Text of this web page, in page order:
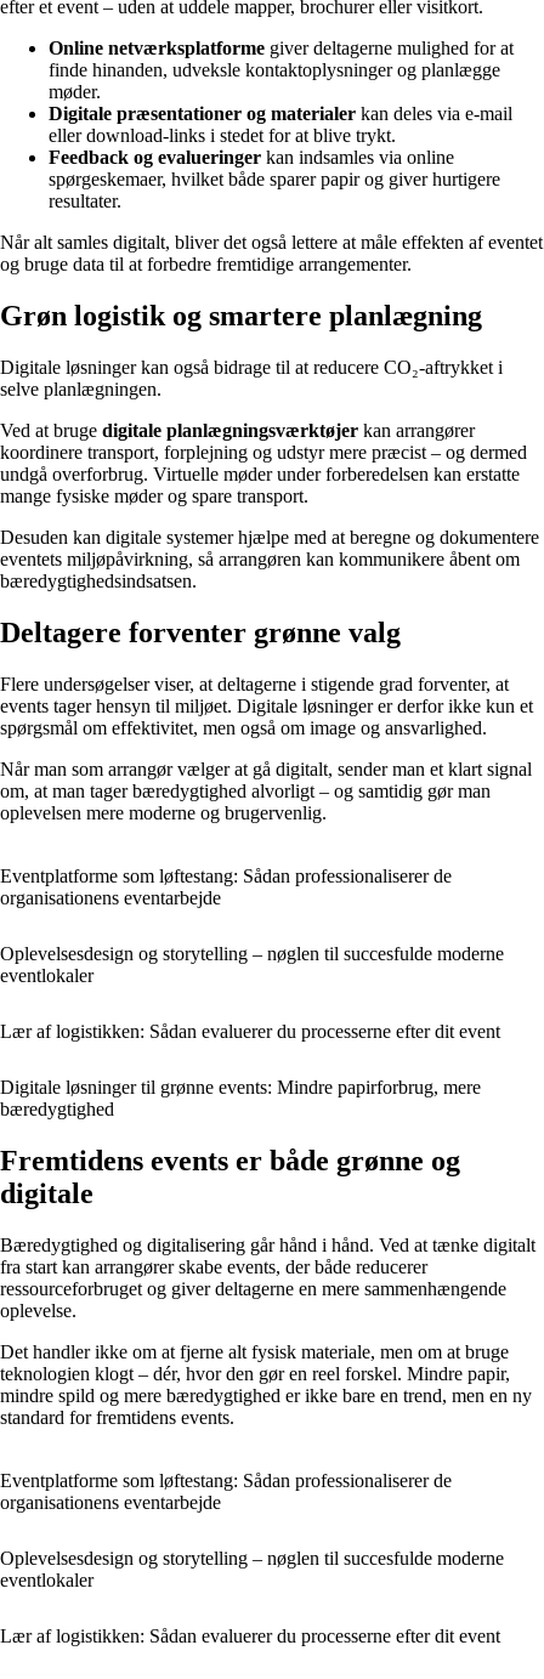
efter et event – uden at uddele mapper, brochurer eller visitkort.
Online netværksplatforme giver deltagerne mulighed for at
finde hinanden, udveksle kontaktoplysninger og planlægge
møder.
Digitale præsentationer og materialer kan deles via e-mail
eller download-links i stedet for at blive trykt.
Feedback og evalueringer kan indsamles via online
spørgeskemaer, hvilket både sparer papir og giver hurtigere
resultater.
Når alt samles digitalt, bliver det også lettere at måle effekten af eventet
og bruge data til at forbedre fremtidige arrangementer.
Grøn logistik og smartere planlægning
Digitale løsninger kan også bidrage til at reducere CO₂-aftrykket i
selve planlægningen.
Ved at bruge digitale planlægningsværktøjer kan arrangører
koordinere transport, forplejning og udstyr mere præcist – og dermed
undgå overforbrug. Virtuelle møder under forberedelsen kan erstatte
mange fysiske møder og spare transport.
Desuden kan digitale systemer hjælpe med at beregne og dokumentere
eventets miljøpåvirkning, så arrangøren kan kommunikere åbent om
bæredygtighedsindsatsen.
Deltagere forventer grønne valg
Flere undersøgelser viser, at deltagerne i stigende grad forventer, at
events tager hensyn til miljøet. Digitale løsninger er derfor ikke kun et
spørgsmål om effektivitet, men også om image og ansvarlighed.
Når man som arrangør vælger at gå digitalt, sender man et klart signal
om, at man tager bæredygtighed alvorligt – og samtidig gør man
oplevelsen mere moderne og brugervenlig.
Eventplatforme som løftestang: Sådan professionaliserer de
organisationens eventarbejde
Oplevelsesdesign og storytelling – nøglen til succesfulde moderne
eventlokaler
Lær af logistikken: Sådan evaluerer du processerne efter dit event
Digitale løsninger til grønne events: Mindre papirforbrug, mere
bæredygtighed
Fremtidens events er både grønne og
digitale
Bæredygtighed og digitalisering går hånd i hånd. Ved at tænke digitalt
fra start kan arrangører skabe events, der både reducerer
ressourceforbruget og giver deltagerne en mere sammenhængende
oplevelse.
Det handler ikke om at fjerne alt fysisk materiale, men om at bruge
teknologien klogt – dér, hvor den gør en reel forskel. Mindre papir,
mindre spild og mere bæredygtighed er ikke bare en trend, men en ny
standard for fremtidens events.
Eventplatforme som løftestang: Sådan professionaliserer de
organisationens eventarbejde
Oplevelsesdesign og storytelling – nøglen til succesfulde moderne
eventlokaler
Lær af logistikken: Sådan evaluerer du processerne efter dit event